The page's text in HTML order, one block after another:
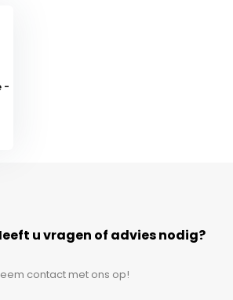
-
u vragen of advies nodig?
contact met ons op!